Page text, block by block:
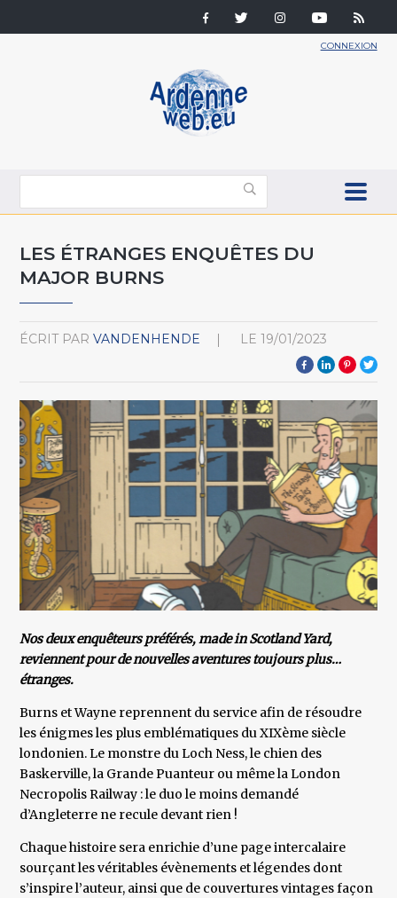
CONNEXION
LES ÉTRANGES ENQUÊTES DU
MAJOR BURNS
ÉCRIT PAR VANDENHENDE LE 19/01/2023
Nos deux enquêteurs préférés, made in Scotland Yard,
reviennent pour de nouvelles aventures toujours plus…
étranges.
Burns et Wayne reprennent du service afin de résoudre
les énigmes les plus emblématiques du XIXème siècle
londonien. Le monstre du Loch Ness, le chien des
Baskerville, la Grande Puanteur ou même la London
Necropolis Railway : le duo le moins demandé
d’Angleterre ne recule devant rien !
Chaque histoire sera enrichie d’une page intercalaire
sourçant les véritables évènements et légendes dont
s’inspire l’auteur, ainsi que de couvertures vintages façon